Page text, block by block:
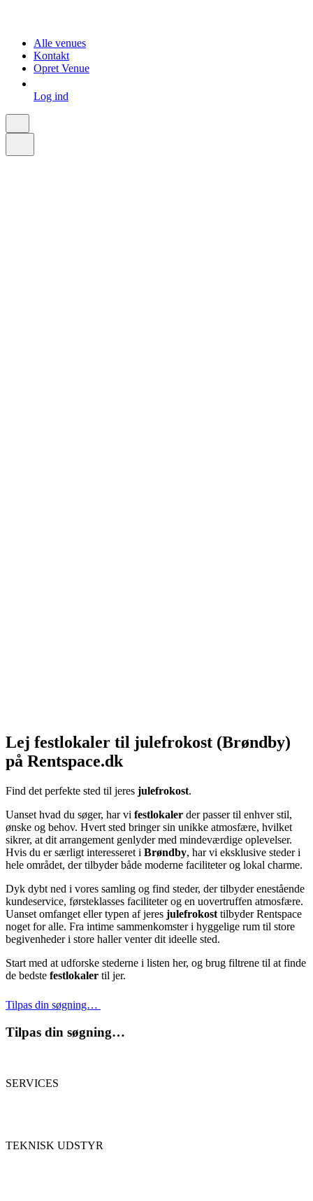
Alle venues
Kontakt
Opret Venue
Log ind
Lej festlokaler til julefrokost (Brøndby)
på Rentspace.dk
Find det perfekte sted til jeres julefrokost.
Uanset hvad du søger, har vi festlokaler der passer til enhver stil,
ønske og behov. Hvert sted bringer sin unikke atmosfære, hvilket
sikrer, at dit arrangement genlyder med mindeværdige oplevelser.
Hvis du er særligt interesseret i Brøndby, har vi eksklusive steder i
hele området, der tilbyder både moderne faciliteter og lokal charme.
Dyk dybt ned i vores samling og find steder, der tilbyder enestående
kundeservice, førsteklasses faciliteter og en uovertruffen atmosfære.
Uanset omfanget eller typen af jeres julefrokost tilbyder Rentspace
noget for alle. Fra intime sammenkomster i hyggelige rum til store
begivenheder i store haller venter dit ideelle sted.
Start med at udforske stederne i listen her, og brug filtrene til at finde
de bedste festlokaler til jer.
Tilpas din søgning…
Tilpas din søgning…
SERVICES
TEKNISK UDSTYR